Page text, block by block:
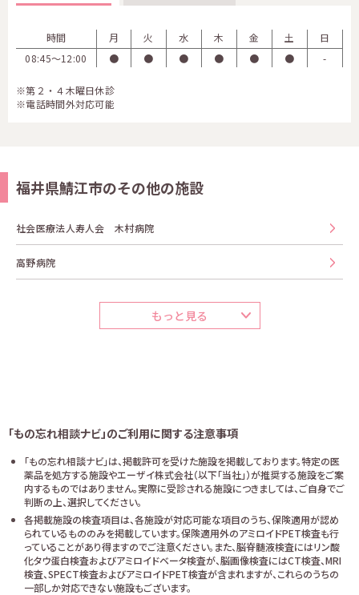
時間 月 火 水 木 金 土
日
08:45〜12:00
● ● ● ● ● ● -
※第２・４木曜日休診
※電話時間外対応可能
福井県鯖江市のその他の施設
社会医療法人寿人会 木村病院
高野病院
もっと見る
「もの忘れ相談ナビ」のご利用に関する注意事項
「もの忘れ相談ナビ」は、掲載許可を受けた施設を掲載しております。特定の医
薬品を処方する施設やエーザイ株式会社（以下「当社」）が推奨する施設をご案
内するものではありません。実際に受診される施設につきましては、ご自身でご
判断の上、選択してください。
各掲載施設の検査項目は、各施設が対応可能な項目のうち、保険適用が認め
られているもののみを掲載しています。保険適用外のアミロイドPET検査も行
っていることがあり得ますのでご注意ください。また、脳脊髄液検査にはリン酸
化タウ蛋白検査およびアミロイドベータ検査が、脳画像検査にはCT検査、MRI
検査、SPECT検査およびアミロイドPET検査が含まれますが、これらのうちの
一部しか対応できない施設もございます。